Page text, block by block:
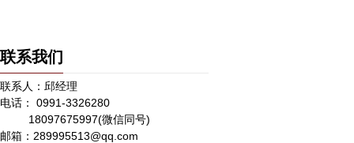
联系我们
联系人：邱经理
电话： 0991-3326280
18097675997(微信同号)
邮箱：289995513@qq.com